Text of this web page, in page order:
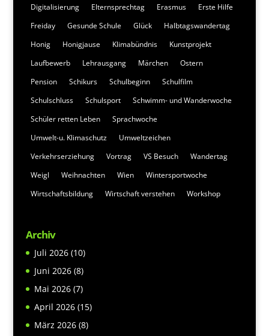
Digitalisierung Elternsprechtag Erasmus
Erste Hilfe
Freiday
Gesunde Schule Glück
Halbtagswandertag
Honig
Honigjause Klimabündnis
Kunstprojekt
Laufbewerb
Lehrausgang Märchen
Ostern
Pension
Schikurs Schulbeginn
Schulfilm
Schulschluss
Schulsport
Schwimm- und Wanderwoche
Schüler retten Leben
Sprachwoche
Umwelt-u. Klimaschutz
Umweltzeichen
Verkehrserziehung
Vortrag VS Besuch
Wandertag
Weigl
Weihnachten Wien
Wintersportwoche
Wirtschaftsbildung
Wirtschaft verstehen Workshop
Archiv
Juli 2026(10)
Juni 2026(8)
Mai 2026(7)
April 2026(15)
März 2026(8)